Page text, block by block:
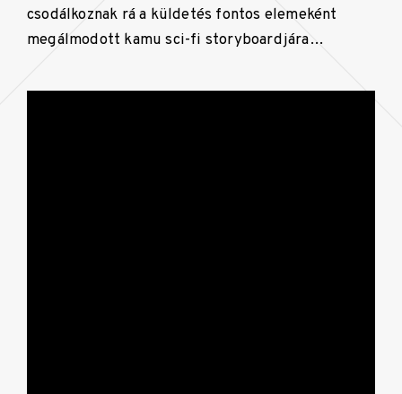
csodálkoznak rá a küldetés fontos elemeként
megálmodott kamu sci-fi storyboardjára…